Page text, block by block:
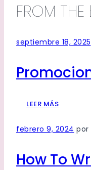
FROM
septiembre 18, 2025
LEER MÁS
febrero 9, 2024 por
How To